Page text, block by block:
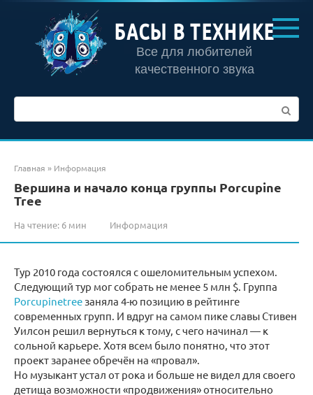
контенту
БАСЫ В ТЕХНИКЕ
Все для любителей
качественного звука
Главная » Информация
Вершина и начало конца группы Porcupine
Tree
На чтение: 6 мин Информация
Тур 2010 года состоялся с ошеломительным успехом.
Следующий тур мог собрать не менее 5 млн $. Группа
Porcupinetree заняла 4-ю позицию в рейтинге
современных групп. И вдруг на самом пике славы Стивен
Уилсон решил вернуться к тому, с чего начинал — к
сольной карьере. Хотя всем было понятно, что этот
проект заранее обречён на «провал».
Но музыкант устал от рока и больше не видел для своего
детища возможности «продвижения» относительно